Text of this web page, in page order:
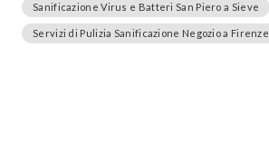
Sanificazione Virus e Batteri San Piero a Sieve
Servizi di Pulizia Sanificazione Negozio a Firenze